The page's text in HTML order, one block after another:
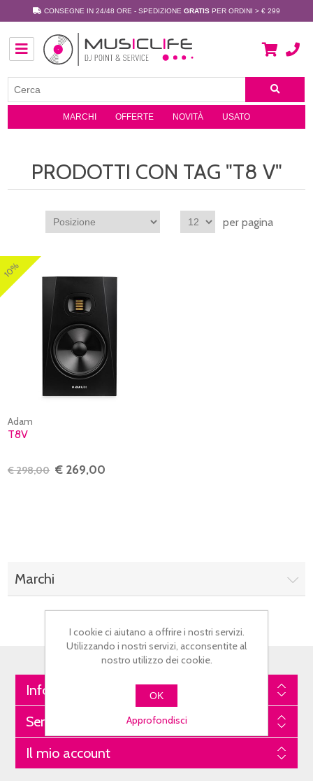
CONSEGNE IN 24/48 ORE - SPEDIZIONE GRATIS PER ORDINI > € 299
MARCHI OFFERTE NOVITÀ USATO
PRODOTTI CON TAG "T8 V"
per pagina
10%
Adam
T8V
€ 298,00 € 269,00
Marchi
Informazioni
Servizio Clienti
Il mio account
I cookie ci aiutano a offrire i nostri servizi.
Utilizzando i nostri servizi, acconsentite al
nostro utilizzo dei cookie.
OK
Approfondisci